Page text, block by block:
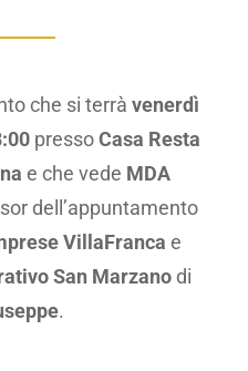
che si terrà venerdì
pressoCasa Resta
e che vede MDA
dell’appuntamento
VillaFranca e
San Marzano di
.